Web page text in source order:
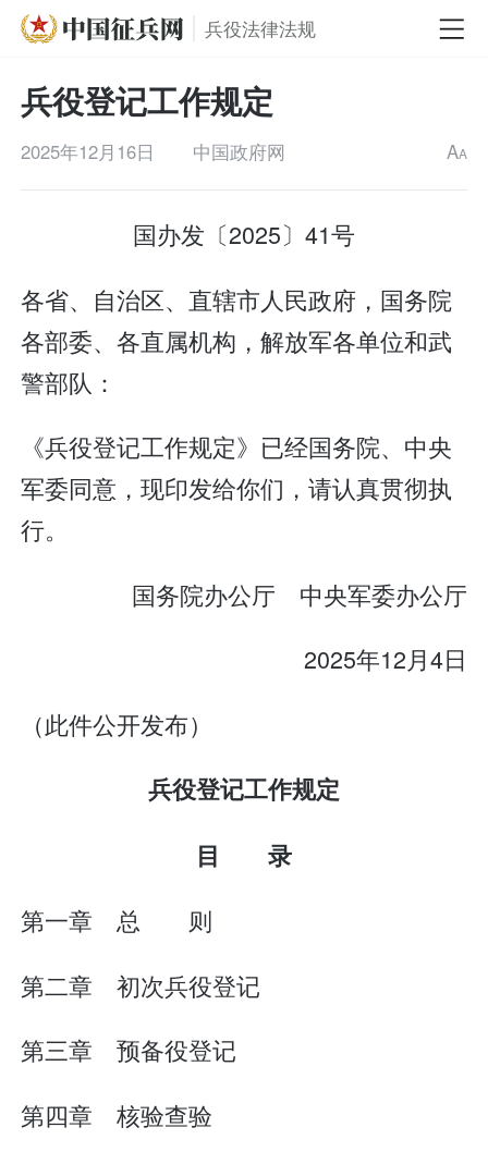
兵役法律法规
兵役登记工作规定
2025年12月16日 中国政府网 AA
国办发〔2025〕41号
各省、自治区、直辖市人民政府，国务院
各部委、各直属机构，解放军各单位和武
警部队：
《兵役登记工作规定》已经国务院、中央
军委同意，现印发给你们，请认真贯彻执
行。
国务院办公厅 中央军委办公厅
2025年12月4日
（此件公开发布）
兵役登记工作规定
目 录
第一章 总 则
第二章 初次兵役登记
第三章 预备役登记
第四章 核验查验